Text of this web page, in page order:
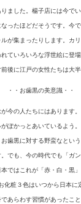
ました。楊子店には今で
ったほどだそうです。今
が集まったりします。カ
れていろいろな浮世絵に登
後に江戸の女性たちは大
・・お歯黒の美意識・・
今の人たちにはあります
ぽかっとあいているよう
歯黒に対する野蛮なとい
でも、今の時代でも「ガ
ではこれが「赤・白・黒
化粧３色はいつから日本に
あらわす習慣があったこ